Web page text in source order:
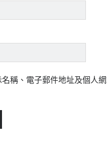
名稱、電子郵件地址及個人